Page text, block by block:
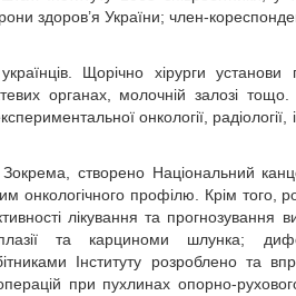
здоров’я України; член-
Щорічно хірурги установи
органах, молочній залозі
онкології, радіології,
Зокрема, створено Національний
онкологічного профілю. Крім того,
лікування та прогнозування
та карциноми шлунка;
Інституту розроблено та
при пухлинах опорно-